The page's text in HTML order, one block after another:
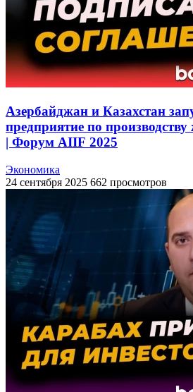
Азербайджан и Казахстан
предприятие по производству
| Форум AIIF 2025
Экономика
24 сентября 2025 662 просмотров